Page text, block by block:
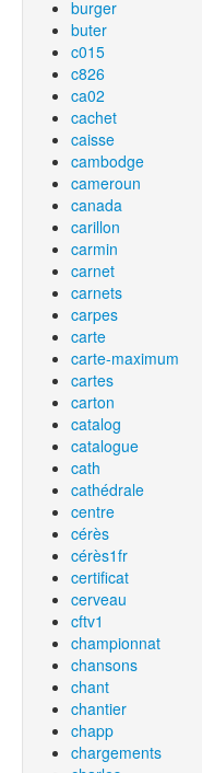
burger
buter
c015
c826
ca02
cachet
caisse
cambodge
cameroun
canada
carillon
carmin
carnet
carnets
carpes
carte
carte-maximum
cartes
carton
catalog
catalogue
cath
cathédrale
centre
cérès
cérès1fr
certificat
cerveau
cftv1
championnat
chansons
chant
chantier
chapp
chargements